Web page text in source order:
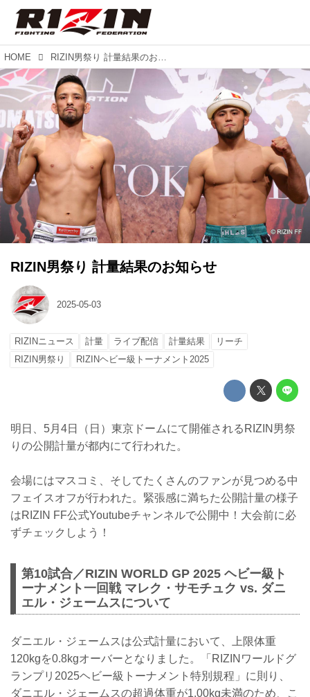
HOME RIZIN男祭り 計量結果のお知らせ
RIZIN男祭り 計量結果のお知らせ
2025-05-03
RIZINニュース 計量 ライブ配信 計量結果
リーチ
RIZIN男祭り
RIZINヘビー級トーナメント2025
明日、5月4日（日）東京ドームにて開催されるRIZIN男祭
りの公開計量が都内にて行われた。
会場にはマスコミ、そしてたくさんのファンが見つめる中
フェイスオフが行われた。緊張感に満ちた公開計量の様子
はRIZIN FF公式Youtubeチャンネルで公開中！大会前に必
ずチェックしよう！
第10試合／RIZIN WORLD GP 2025 ヘビー級ト
ーナメント一回戦 マレク・サモチュク vs. ダニ
エル・ジェームスについて
ダニエル・ジェームスは公式計量において、上限体重
120kgを0.8kgオーバーとなりました。「RIZINワールドグ
ランプリ2025ヘビー級トーナメント特別規程」に則り、
ダニエル・ジェームスの超過体重が1.00kg未満のため、こ